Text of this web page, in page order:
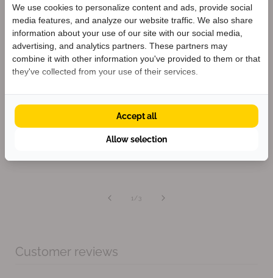
Planet
We envision a shoe industry that has a positive impact
on lives without having a negative impact on the
1 /van
3
Customer reviews
We use cookies to personalize content and ads, provide social
media features, and analyze our website traffic. We also share
information about your use of our site with our social media,
advertising, and analytics partners. These partners may
combine it with other information you've provided to them or that
they've collected from your use of their services.
Allow selection
Accept all
Welkom bij KEEN
Ontvang 5% kortingop je eerste bestelling
én blijf op de hoogte van nieuwe collecties.
Krijg 5% korting